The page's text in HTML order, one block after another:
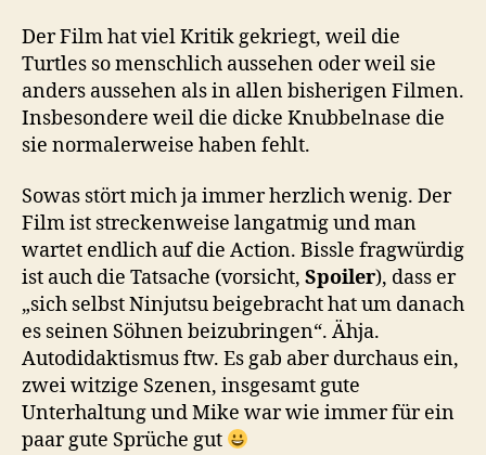
Der Film hat viel Kritik gekriegt, weil die
Turtles so menschlich aussehen oder weil sie
anders aussehen als in allen bisherigen Filmen.
Insbesondere weil die dicke Knubbelnase die
sie normalerweise haben fehlt.
Sowas stört mich ja immer herzlich wenig. Der
Film ist streckenweise langatmig und man
wartet endlich auf die Action. Bissle fragwürdig
ist auch die Tatsache (vorsicht, Spoiler), dass er
„sich selbst Ninjutsu beigebracht hat um danach
es seinen Söhnen beizubringen“. Ähja.
Autodidaktismus ftw. Es gab aber durchaus ein,
zwei witzige Szenen, insgesamt gute
Unterhaltung und Mike war wie immer für ein
paar gute Sprüche gut